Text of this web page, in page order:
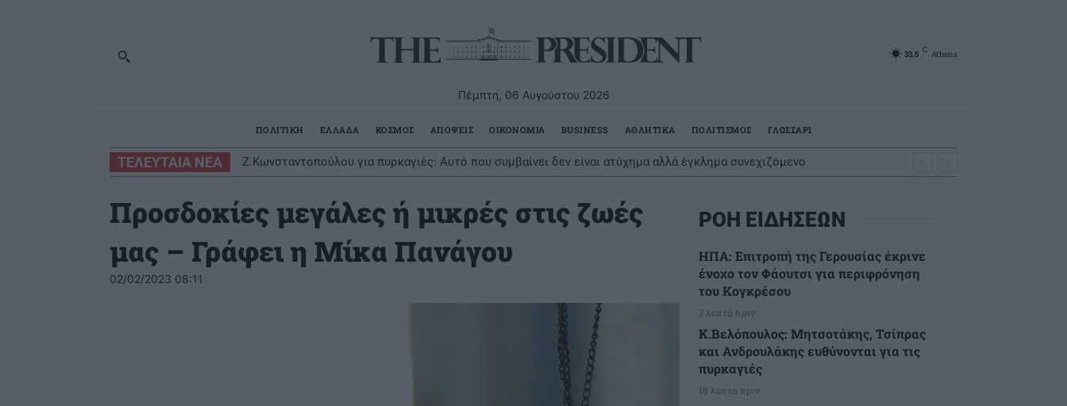
Πέμπτη, 06 Αυγούστου 2026
33.5 C Athens
ΠΟΛΙΤΙΚΗ ΕΛΛΑΔΑ ΚΟΣΜΟΣ ΑΠΟΨΕΙΣ ΟΙΚΟΝΟΜΙΑ BUSINESS ΑΘΛΗΤΙΚΑ ΠΟΛΙΤΙΣΜΟΣ ΓΛΩΣΣΑΡΙ
ΤΕΛΕΥΤΑΙΑ ΝΕΑ Ζ.Κωνσταντοπούλου για πυρκαγιές: Αυτό που συμβαίνει δεν είναι ατύχημα αλλά έγκλημα συνεχιζόμενο
Οι έξι πιο επικίνδυνες εβδομάδες του έτους για δασικές πυρκαγιές
Προσδοκίες μεγάλες ή μικρές στις ζωές
μας – Γράφει η Μίκα Πανάγου
02/02/2023 08:11
ΡΟΗ ΕΙΔΗΣΕΩΝ
ΗΠΑ: Επιτροπή της Γερουσίας έκρινε
ένοχο τον Φάουτσι για περιφρόνηση
του Κογκρέσου
3 λεπτά πριν
K.Βελόπουλος: Μητσοτάκης, Τσίπρας
και Ανδρουλάκης ευθύνονται για τις
πυρκαγιές
18 λεπτά πριν